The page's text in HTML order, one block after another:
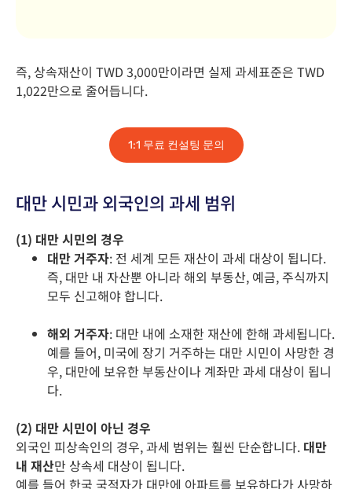
즉, 상속재산이 TWD 3,000만이라면 실제 과세표준은 TWD
1,022만으로 줄어듭니다.
1:1 무료 컨설팅 문의
대만 시민과 외국인의 과세 범위
(1) 대만 시민의 경우
대만 거주자: 전 세계 모든 재산이 과세 대상이 됩니다.
즉, 대만 내 자산뿐 아니라 해외 부동산, 예금, 주식까지
모두 신고해야 합니다.
해외 거주자: 대만 내에 소재한 재산에 한해 과세됩니다.
예를 들어, 미국에 장기 거주하는 대만 시민이 사망한 경
우, 대만에 보유한 부동산이나 계좌만 과세 대상이 됩니
다.
(2) 대만 시민이 아닌 경우
외국인 피상속인의 경우, 과세 범위는 훨씬 단순합니다. 대만
내 재산만 상속세 대상이 됩니다.
예를 들어 한국 국적자가 대만에 아파트를 보유하다가 사망하